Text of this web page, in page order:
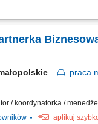
działalności w modelu
praca
/ koordynatorka /
aplikuj